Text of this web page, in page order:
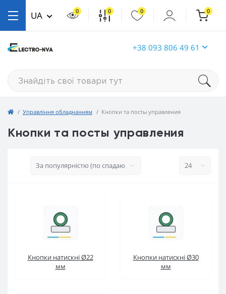
+38 093 806 49 61
UA 0 0 0 0
Управління обладнанням Кнопки та посты управления
Кнопки та посты управления
Кнопки натискні Ø22
мм
Кнопки натискні Ø30
мм